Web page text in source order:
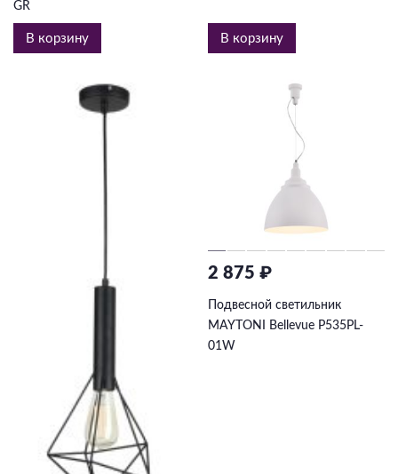
GR
В корзину В корзину
2 875 ₽
Подвесной светильник
MAYTONI Bellevue P535PL-
01W